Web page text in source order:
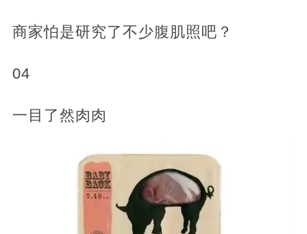
商家怕是研究了不少腹肌照吧？
04
一目了然肉肉